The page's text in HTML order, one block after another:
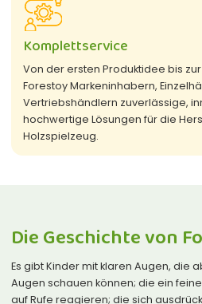
Komplettservice
Von der ersten Produktidee bis
Forestoy Markeninhabern,
Vertriebshändlern zuverlässige,
hochwertige Lösungen für die
Holzspielzeug.
Die Geschichte von
Es gibt Kinder mit klaren Augen, die
Augen schauen können; die ein
auf Rufe reagieren; die sich